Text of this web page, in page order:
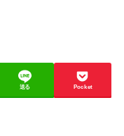
送る Pocket